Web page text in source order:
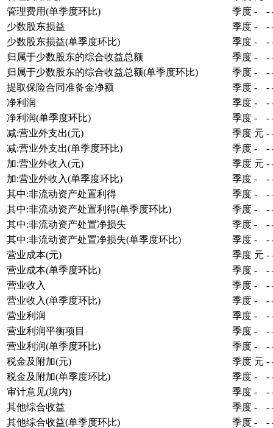
管理费用(单季度环比)
季度 - -
少数股东损益
季度 - -
少数股东损益(单季度环比)
季度 - -
归属于少数股东的综合收益总额
季度 - -
归属于少数股东的综合收益总额(单季度环比)
季度 - -
提取保险合同准备金净额
季度 - -
净利润
季度 - -
净利润(单季度环比)
季度 - -
减:营业外支出(元)
季度 元 -
减:营业外支出(单季度环比)
季度 - -
加:营业外收入(元)
季度 元 -
加:营业外收入(单季度环比)
季度 - -
其中:非流动资产处置利得
季度 - -
其中:非流动资产处置利得(单季度环比)
季度 - -
其中:非流动资产处置净损失
季度 - -
其中:非流动资产处置净损失(单季度环比)
季度 - -
营业成本(元)
季度 元 -
营业成本(单季度环比)
季度 - -
营业收入
季度 - -
营业收入(单季度环比)
季度 - -
营业利润
季度 - -
营业利润平衡项目
季度 - -
营业利润(单季度环比)
季度 - -
税金及附加(元)
季度 元 -
税金及附加(单季度环比)
季度 - -
审计意见(境内)
季度 - -
其他综合收益
季度 - -
其他综合收益(单季度环比)
季度 - -